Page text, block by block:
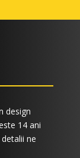
design
14 ani
ne